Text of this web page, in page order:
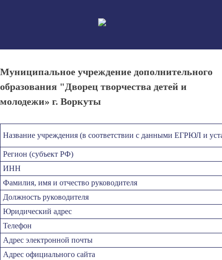
Муниципальное учреждение дополнительного
образования "Дворец творчества детей и
молодежи» г. Воркуты
Название учреждения (в соответствии с данными ЕГРЮЛ и
Регион (субъект РФ)
ИНН
Фамилия, имя и отчество руководителя
Должность руководителя
Юридический адрес
Телефон
Адрес электронной почты
Адрес официального сайта